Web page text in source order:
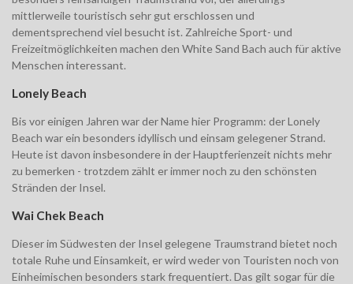
mittlerweile touristisch sehr gut erschlossen und
dementsprechend viel besucht ist. Zahlreiche Sport- und
Freizeitmöglichkeiten machen den White Sand Bach auch für aktive
Menschen interessant.
Lonely Beach
Bis vor einigen Jahren war der Name hier Programm: der Lonely
Beach war ein besonders idyllisch und einsam gelegener Strand.
Heute ist davon insbesondere in der Hauptferienzeit nichts mehr
zu bemerken - trotzdem zählt er immer noch zu den schönsten
Stränden der Insel.
Wai Chek Beach
Dieser im Südwesten der Insel gelegene Traumstrand bietet noch
totale Ruhe und Einsamkeit, er wird weder von Touristen noch von
Einheimischen besonders stark frequentiert. Das gilt sogar für die